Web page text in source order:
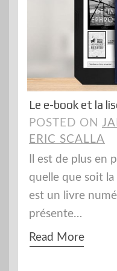
Le e-book et la
POSTED ON
ERIC SCALLA
Il est de plus en
quelle que soit
est un livre
présente…
Read More